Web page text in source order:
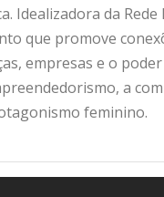
Idealizadora da Rede
que promove
empresas e o
a
feminino.